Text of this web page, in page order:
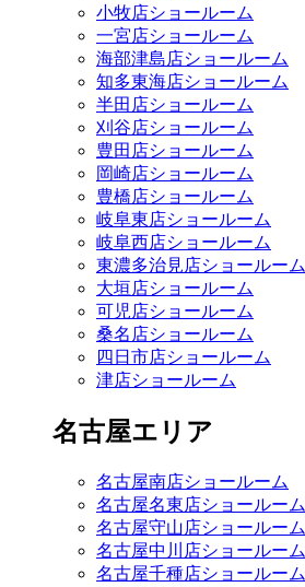
小牧店ショールーム
一宮店ショールーム
海部津島店ショールーム
知多東海店ショールーム
半田店ショールーム
刈谷店ショールーム
豊田店ショールーム
岡崎店ショールーム
豊橋店ショールーム
岐阜東店ショールーム
岐阜西店ショールーム
東濃多治見店ショールーム
大垣店ショールーム
可児店ショールーム
桑名店ショールーム
四日市店ショールーム
津店ショールーム
名古屋エリア
名古屋南店ショールーム
名古屋名東店ショールーム
名古屋守山店ショールーム
名古屋中川店ショールーム
名古屋千種店ショールーム